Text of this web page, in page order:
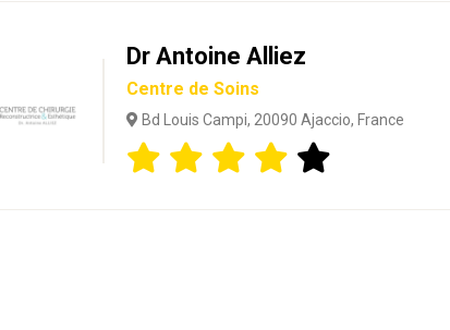
Dr Antoine Alliez
Centre de Soins
Bd Louis Campi, 20090 Ajaccio, France